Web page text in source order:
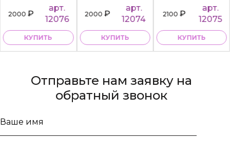
2000₽
арт.
12076
КУПИТЬ
2000₽
арт.
12074
КУПИТЬ
2100₽
арт.
12075
КУПИТЬ
Отправьте нам заявку на
обратный звонок